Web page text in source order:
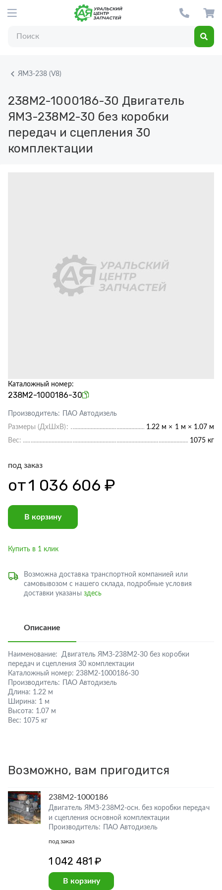
ЯМЗ-238 (V8)
238М2-1000186-30 Двигатель
ЯМЗ-238М2-30 без коробки
передач и сцепления 30
комплектации
Каталожный номер:
238М2-1000186-30
Производитель:
ПАО Автодизель
Размеры (ДхШхВ):
1.22 м × 1 м × 1.07 м
Вес:
1075 кг
под заказ
от1 036 606 ₽
В корзину
Купить в 1 клик
Возможна доставка транспортной компанией или
самовывозом с нашего склада, подробные условия
доставки указаны здесь
Описание
Наименование:
Двигатель ЯМЗ-238М2-30 без коробки
передач и сцепления 30 комплектации
Каталожный номер: 238М2-1000186-30
Производитель:
ПАО Автодизель
Длина: 1.22 м
Ширина: 1 м
Высота: 1.07 м
Вес: 1075 кг
Возможно, вам пригодится
238М2-1000186
Двигатель ЯМЗ-238М2-осн. без коробки передач
и сцепления основной комплектации
Производитель: ПАО Автодизель
под заказ
1 042 481 ₽
В корзину